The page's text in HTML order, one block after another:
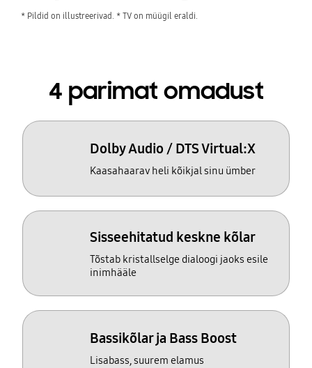
* Pildid on illustreerivad. * TV on müügil eraldi.
4 parimat omadust
Dolby Audio / DTS Virtual:X
Kaasahaarav heli kõikjal sinu ümber
Sisseehitatud keskne kõlar
Tõstab kristallselge dialoogi jaoks esile
inimhääle
Bassikõlar ja Bass Boost
Lisabass, suurem elamus